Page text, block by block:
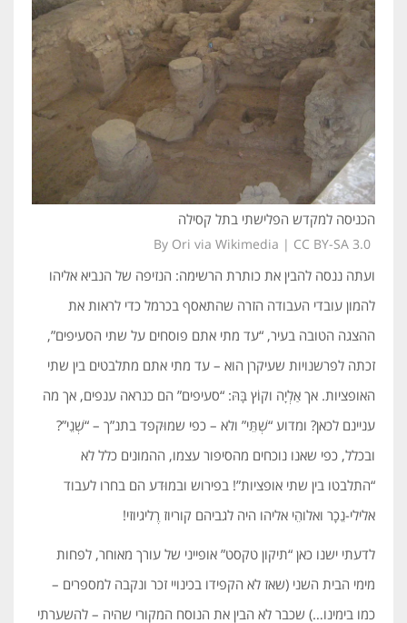
הכניסה למקדש הפלישתי בתל קסילה
By Ori via Wikimedia | CC BY-SA 3.0
ועתה ננסה להבין את כותרת הרשימה: הנזיפה של הנביא אליהו
להמון עובדי העבודה הזרה שהתאסף בכרמל כדי לראות את
ההצגה הטובה בעיר, “עד מתי אתם פוסחים על שתי הסעיפים”,
זכתה לפרשנויות שעיקרן הוא – עד מתי אתם מתלבטים בין שתי
האופציות. אך אַלְיָה וקוֹץ בָּהּ: “סעיפים” הם כנראה ענפים, אך מה
עניינם לכאן? ומדוע “שְׁתֵּי” ולא – כפי שמוּקפד בתנ”ך – “שְׁנֵי”?
ובכלל, כפי שאנו נוכחים מהסיפור עצמו, ההמונים כלל לא
“התלבטו בין שתי אופציות”! בפירוש ובמוּדע הם בחרו לעבוד
אלילי-נֵכָר ואלוהֵי אליהו היה לגביהם קוריוז רֶליגיוזי!
לדעתי ישנו כאן “תיקון טקסט” אופייני של עורך מאוחר, לפחות
מימי הבית השני (שאז לא הקפידו בכינויי זכר ונקבה למספרים –
כמו בימינו…) שכבר לא הבין את הנוסח המקורי שהיה – להשערתי